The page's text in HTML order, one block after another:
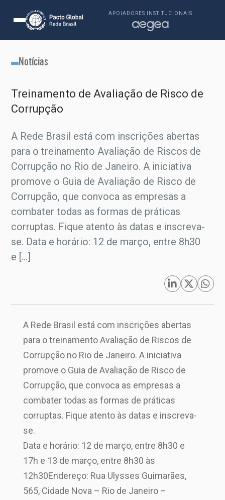
APOIADORES INSTITUCIONAIS
Notícias
Treinamento de Avaliação de Risco de
Corrupção
A Rede Brasil está com inscrições abertas
para o treinamento Avaliação de Riscos de
Corrupção no Rio de Janeiro. A iniciativa
promove o Guia de Avaliação de Risco de
Corrupção, que convoca as empresas a
combater todas as formas de práticas
corruptas. Fique atento às datas e inscreva-
se. Data e horário: 12 de março, entre 8h30
e […]
A Rede Brasil está com inscrições abertas
para o treinamento Avaliação de Riscos de
Corrupção no Rio de Janeiro. A iniciativa
promove o Guia de Avaliação de Risco de
Corrupção, que convoca as empresas a
combater todas as formas de práticas
corruptas. Fique atento às datas e inscreva-
se.
Data e horário: 12 de março, entre 8h30 e
17h e 13 de março, entre 8h30 às
12h30Endereço: Rua Ulysses Guimarães,
565, Cidade Nova – Rio de Janeiro –